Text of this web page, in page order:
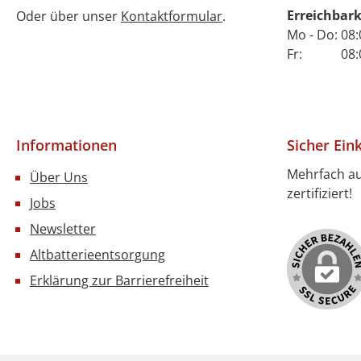
Oder über unser Kontaktformular.
Mo - Do:
Fr: 08:00
Informationen
Über Uns
Jobs
Newsletter
Altbatterieentsorgung
Erklärung zur Barrierefreiheit
Sicher
Mehrfach
zertifiziert!